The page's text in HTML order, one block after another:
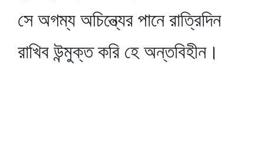
সে অগম্য অচিন্ত্যের পানে রাত্রিদিন
রাখিব উন্মুক্ত করি হে অন্তবিহীন।